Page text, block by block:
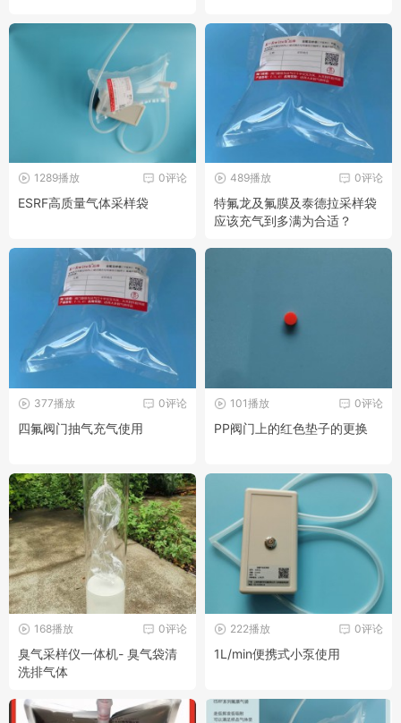
0评论
1289播放
ESRF高质量气体采样袋
0评论
489播放
特氟龙及氟膜及泰德拉采样袋
应该充气到多满为合适？
0评论
377播放
四氟阀门抽气充气使用
0评论
101播放
PP阀门上的红色垫子的更换
0评论
168播放
臭气采样仪一体机- 臭气袋清
洗排气体
0评论
222播放
1L/min便携式小泵使用